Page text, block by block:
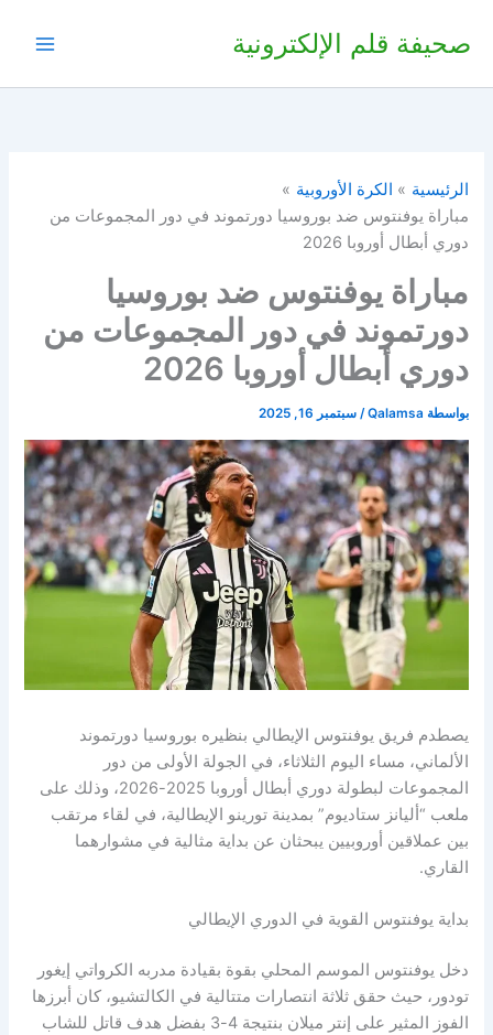
صحيفة قلم الإلكترونية
الرئيسية
الكرة الأوروبية
مباراة يوفنتوس ضد بوروسيا دورتموند في دور المجموعات من
دوري أبطال أوروبا 2026
مباراة يوفنتوس ضد بوروسيا
دورتموند في دور المجموعات من
دوري أبطال أوروبا 2026
بواسطة Qalamsa
/سبتمبر 16, 2025
يصطدم فريق يوفنتوس الإيطالي بنظيره بوروسيا دورتموند
الألماني، مساء اليوم الثلاثاء، في الجولة الأولى من دور
المجموعات لبطولة دوري أبطال أوروبا 2025-2026، وذلك على
ملعب “أليانز ستاديوم” بمدينة تورينو الإيطالية، في لقاء مرتقب
بين عملاقين أوروبيين يبحثان عن بداية مثالية في مشوارهما
القاري.
بداية يوفنتوس القوية في الدوري الإيطالي
دخل يوفنتوس الموسم المحلي بقوة بقيادة مدربه الكرواتي إيغور
تودور، حيث حقق ثلاثة انتصارات متتالية في الكالتشيو، كان أبرزها
الفوز المثير على إنتر ميلان بنتيجة 4-3 بفضل هدف قاتل للشاب